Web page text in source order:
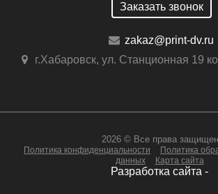
Заказать звонок
zakaz@print-dv.ru
г.Хабаровск, ул. Станционная 19
2026 © Все права
Политика конфиденциальности
Политика
данных
Карта сайта
Разработка сайта -